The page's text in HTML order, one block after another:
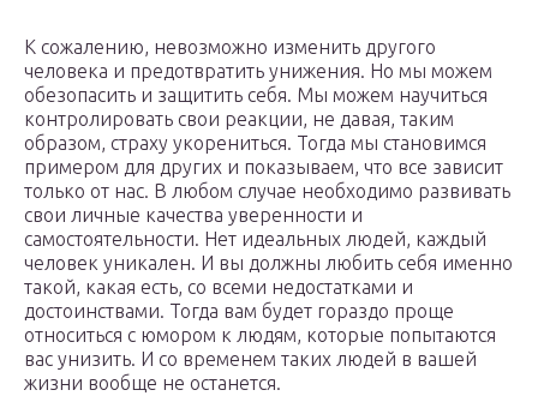
К сожалению, невозможно изменить другого
человека и предотвратить унижения. Но мы можем
обезопасить и защитить себя. Мы можем научиться
контролировать свои реакции, не давая, таким
образом, страху укорениться. Тогда мы становимся
примером для других и показываем, что все зависит
только от нас. В любом случае необходимо развивать
свои личные качества уверенности и
самостоятельности. Нет идеальных людей, каждый
человек уникален. И вы должны любить себя именно
такой, какая есть, со всеми недостатками и
достоинствами. Тогда вам будет гораздо проще
относиться с юмором к людям, которые попытаются
вас унизить. И со временем таких людей в вашей
жизни вообще не останется.